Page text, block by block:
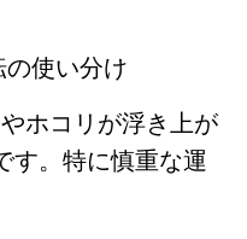
使い分け
ホコリが浮き上が
す。特に慎重な運